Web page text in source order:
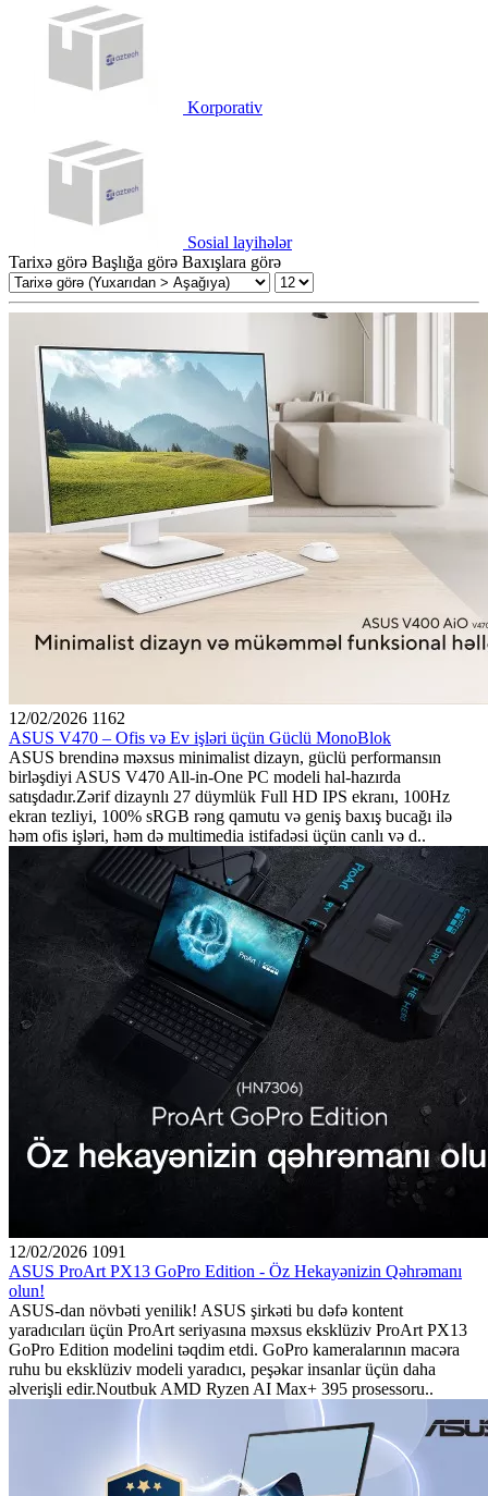
Korporativ
Sosial layihələr
Tarixə görə Başlığa görə Baxışlara görə
12/02/2026 1162
ASUS V470 – Ofis və Ev işləri üçün Güclü MonoBlok
ASUS brendinə məxsus minimalist dizayn, güclü performansın
birləşdiyi ASUS V470 All-in-One PC modeli hal-hazırda
satışdadır.Zərif dizaynlı 27 düymlük Full HD IPS ekranı, 100Hz
ekran tezliyi, 100% sRGB rəng qamutu və geniş baxış bucağı ilə
həm ofis işləri, həm də multimedia istifadəsi üçün canlı və d..
12/02/2026 1091
ASUS ProArt PX13 GoPro Edition - Öz Hekayənizin Qəhrəmanı
olun!
ASUS-dan növbəti yenilik! ASUS şirkəti bu dəfə kontent
yaradıcıları üçün ProArt seriyasına məxsus eksklüziv ProArt PX13
GoPro Edition modelini təqdim etdi. GoPro kameralarının macəra
ruhu bu eksklüziv modeli yaradıcı, peşəkar insanlar üçün daha
əlverişli edir.Noutbuk AMD Ryzen AI Max+ 395 prosessoru..